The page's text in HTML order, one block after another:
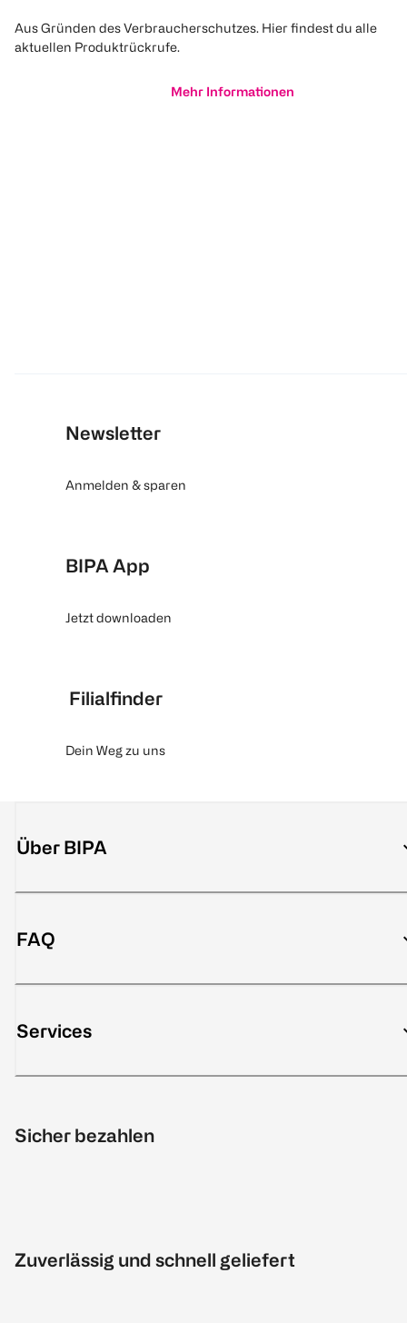
Aus Gründen des Verbraucherschutzes. Hier findest du alle
aktuellen Produktrückrufe.
Mehr Informationen
Newsletter
Anmelden & sparen
BIPA App
Jetzt downloaden
Filialfinder
Dein Weg zu uns
Über BIPA
FAQ
Services
Sicher bezahlen
Zuverlässig und schnell geliefert